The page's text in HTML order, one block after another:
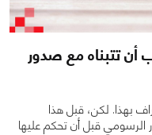
أن تتبناه مع صدور
بهذا. لكن، قبل هذا
الرسومي قبل أن تحكم عليها